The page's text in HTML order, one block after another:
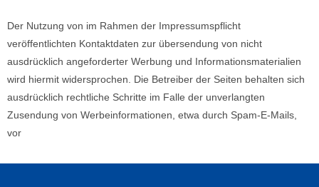
Der Nutzung von im Rahmen der Impressumspflicht
veröffentlichten Kontaktdaten zur übersendung von nicht
ausdrücklich angeforderter Werbung und Informationsmaterialien
wird hiermit widersprochen. Die Betreiber der Seiten behalten sich
ausdrücklich rechtliche Schritte im Falle der unverlangten
Zusendung von Werbeinformationen, etwa durch Spam-E-Mails,
vor